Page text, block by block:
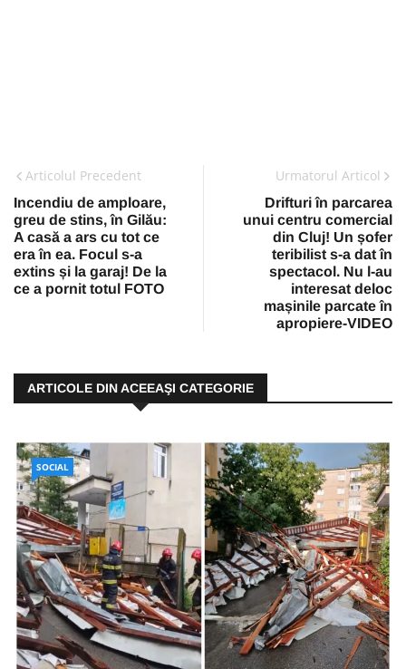
Articolul Precedent
Incendiu de amploare,
greu de stins, în Gilău:
A casă a ars cu tot ce
era în ea. Focul s-a
extins și la garaj! De la
ce a pornit totul FOTO
Urmatorul Articol
Drifturi în parcarea
unui centru comercial
din Cluj! Un șofer
teribilist s-a dat în
spectacol. Nu l-au
interesat deloc
mașinile parcate în
apropiere-VIDEO
ARTICOLE DIN ACEEAŞI CATEGORIE
SOCIAL